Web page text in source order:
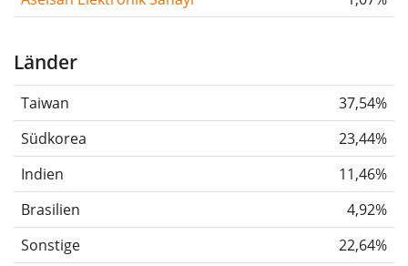
Länder
Taiwan
37,54%
Südkorea
23,44%
Indien
11,46%
Brasilien
4,92%
Sonstige
22,64%